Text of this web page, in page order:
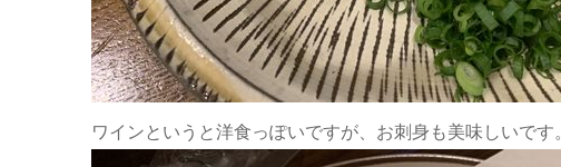
ワインというと洋食っぽいですが、お刺身も美味しいです。